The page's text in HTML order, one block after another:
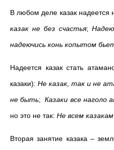
В любом деле казак надеется
казак не без счастья;
надеючись конь копытом
Надеется казак стать
казаки): Не казак, так и не
не быть;Казаки все наголо
но это не так: Не всем
Вторая занятие казака –